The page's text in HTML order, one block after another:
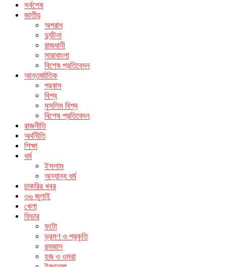
সর্বশেষ
জাতীয়
অপরাধ
দুর্ঘটনা
রাজধানী
সারাবাংলা
বিশেষ প্রতিবেদন
আন্তর্জাতিক
প্রবাস
বিশ্ব
মুসলিম বিশ্ব
বিশেষ প্রতিবেদন
রাজনীতি
অর্থনীতি
শিক্ষা
ধর্ম
ইসলাম
অন্যান্য ধর্ম
চাকরির খবর
৩৬ জুলাই
খেলা
ফিচার
ফটো
ভ্রমণ ও প্রকৃতি
রমজান
হজ ও ওমরা